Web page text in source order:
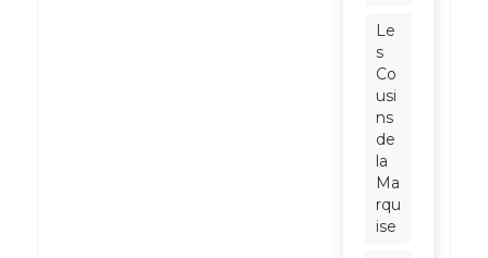
Le
s
Co
usi
ns
de
la
Ma
rqu
ise